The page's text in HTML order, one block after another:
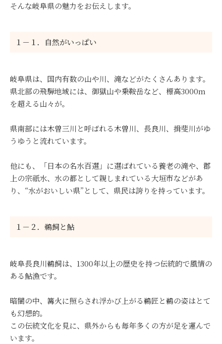
そんな岐阜県の魅力をお伝えします。
１－１．自然がいっぱい
岐阜県は、国内有数の山や川、滝などがたくさんあります。
県北部の飛騨地域には、御獄山や乗鞍岳など、標高3000m
を超える山々が。
県南部には木曽三川と呼ばれる木曽川、長良川、揖斐川がゆ
うゆうと流れています。
他にも、「日本の名水百選」に選ばれている養老の滝や、郡
上の宗祇水、水の都として親しまれている大垣市などがあ
り、“水がおいしい県”として、県民は誇りを持っています。
１－２．鵜飼と鮎
岐阜長良川鵜飼は、1300年以上の歴史を持つ伝統的で風情の
ある鮎漁です。
暗闇の中、篝火に照らされ浮かび上がる鵜匠と鵜の姿はとて
も幻想的。
この伝統文化を見に、県外からも毎年多くの方が足を運んで
います。